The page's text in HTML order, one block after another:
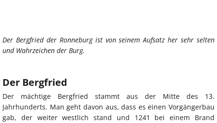
Der Bergfried der Ronneburg ist von seinem Aufsatz her sehr selten
und Wahrzeichen der Burg.
Der Bergfried
Der mächtige Bergfried stammt aus der Mitte des 13.
Jahrhunderts. Man geht davon aus, dass es einen Vorgängerbau
gab, der weiter westlich stand und 1241 bei einem Brand